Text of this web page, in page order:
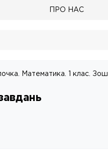
ПРО НАС
Математика. 1 клас.